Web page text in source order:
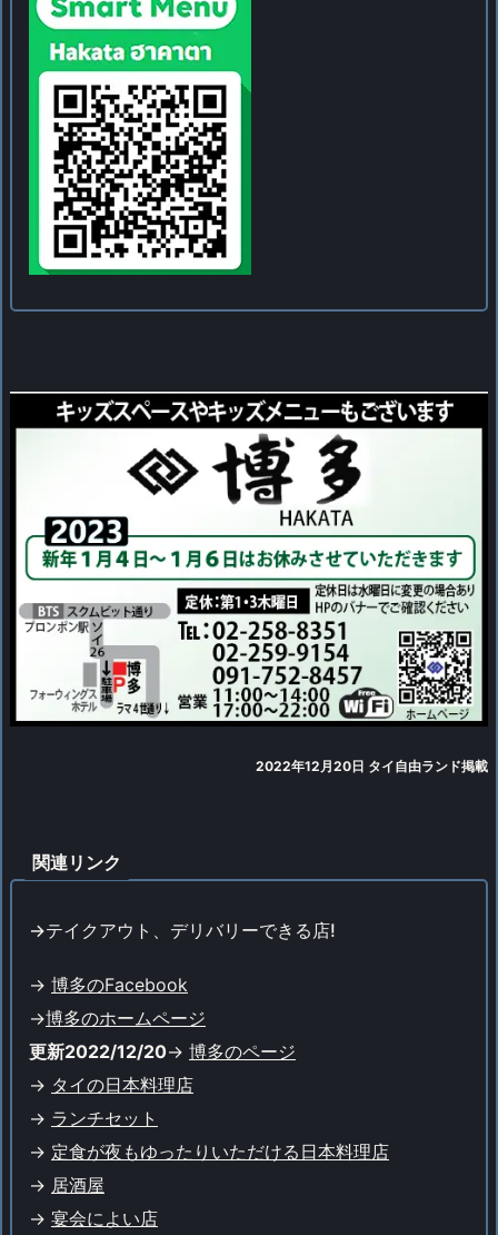
2022年12月20日 タイ自由ランド掲載
関連リンク
->テイクアウト、デリバリーできる店!
-> 博多のFacebook
->博多のホームページ
更新2022/12/20-> 博多のページ
-> タイの日本料理店
-> ランチセット
-> 定食が夜もゆったりいただける日本料理店
-> 居酒屋
-> 宴会によい店